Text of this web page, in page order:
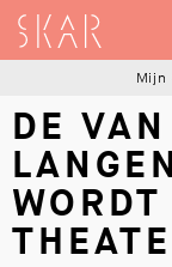
SKAR
Mijn
DE VAN